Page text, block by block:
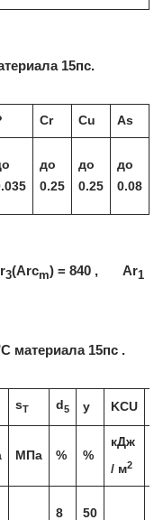
15пс.
Cr Cu As
до
0.25
до
0.25
до
0.08
3(Arcm) = 840 , Ar1
С материала 15пс .
sT d 5 y KCU
МПа % %
кДж
/ м2
8 50